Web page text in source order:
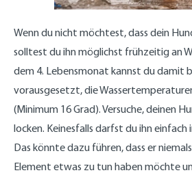
Wenn du nicht möchtest, dass dein
solltest du ihn möglichst frühzeitig an
dem 4. Lebensmonat kannst du damit
vorausgesetzt, die
(Minimum 16 Grad). Versuche, deinen
locken. Keinesfalls darfst du ihn einfach
Das könnte dazu führen, dass er
Element etwas zu tun haben möchte